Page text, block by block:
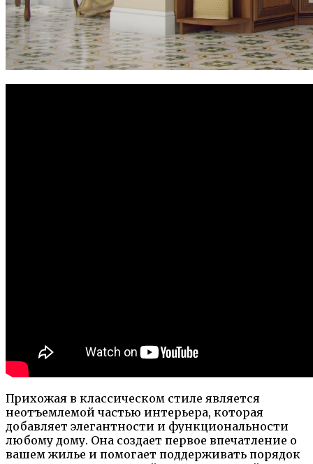
Прихожая в классическом стиле является
неотъемлемой частью интерьера, которая
добавляет элегантности и функциональности
любому дому. Она создает первое впечатление о
вашем жилье и помогает поддерживать порядок